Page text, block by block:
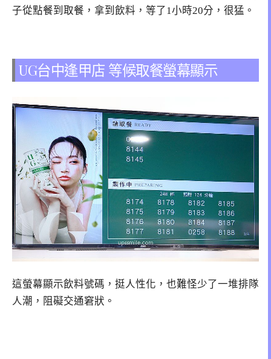
子從點餐到取餐，拿到飲料，等了1小時20分，很猛。
UG台中逢甲店 等候取餐螢幕顯示
這螢幕顯示飲料號碼，挺人性化，也難怪少了一堆排隊
人潮，阻礙交通窘狀。